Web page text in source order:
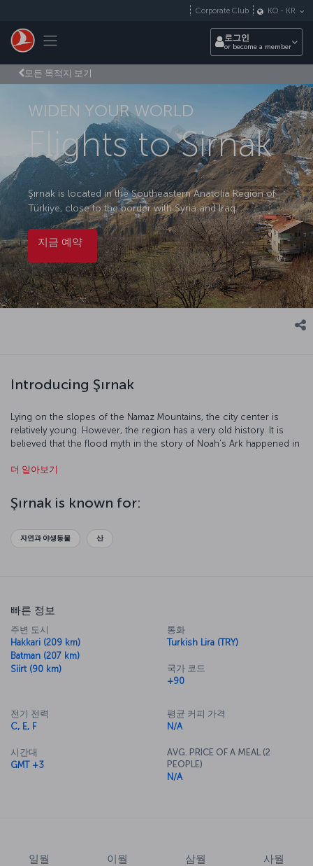
Toggle navigation
Corporate Club KO - KR
로그인
or become a member
모든 목적지 보기
WIDEN YOUR WORLD
Flights to Sirnak
Şırnak is located in the Southeastern Anatolia Region of
Türkiye, close to the border with Syria and Iraq.
지금 예약
Introducing Şırnak
Lying on the slopes of the Namaz Mountains, the city center is
relatively young. However, the region has a very old history. It is
believed that the flood myth in the story of Noah’s Ark happened in
an impressive city that that has witnessed the establishment of
lands. Let’s have a closer look at this city...
더 알아보기
Şırnak is known for:
자연과 야생동물 산
빠른 정보
주변 도시
Hakkari (209 km)
Batman (207 km)
Siirt (90 km)
통화
Turkish Lira (TRY)
국가 코드
+90
전기 전력
C, E, F
시간대
GMT +3
평균 커피 가격
N/A
AVG. PRICE OF A MEAL (2
PEOPLE)
N/A
일월 이월 삼월 사월